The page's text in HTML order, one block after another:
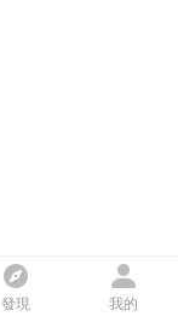
發現 我的